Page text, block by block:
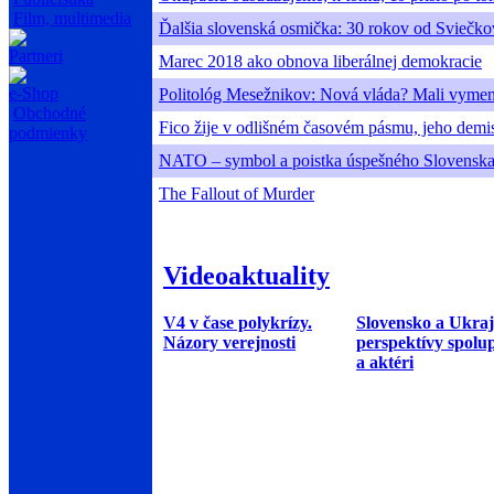
Film, multimedia
Partneri
e-Shop
Obchodné
podmienky
Ďalšia slovenská osmička: 30 rokov od
Marec 2018 ako obnova liberálnej demokracie
Politológ Mesežnikov: Nová vláda? Mali
Fico žije v odlišném časovém pásmu, jeho
NATO – symbol a poistka úspešného Slovenska
The Fallout of Murder
Videoaktuality
V4 v čase polykrízy.
Názory verejnosti
Slovensko a
perspektívy
a aktéri